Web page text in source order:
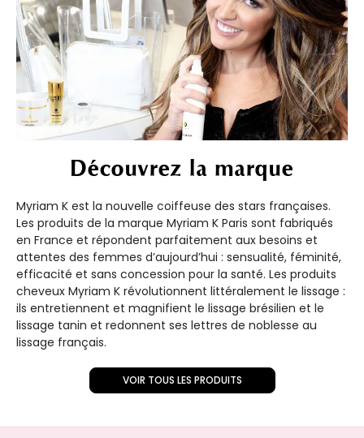
Découvrez la marque
Myriam K est la nouvelle coiffeuse des stars françaises.
Les produits de la marque Myriam K Paris sont fabriqués
en France et répondent parfaitement aux besoins et
attentes des femmes d’aujourd’hui : sensualité, féminité,
efficacité et sans concession pour la santé. Les produits
cheveux Myriam K révolutionnent littéralement le lissage :
ils entretiennent et magnifient le lissage brésilien et le
lissage tanin et redonnent ses lettres de noblesse au
lissage français.
VOIR TOUS LES PRODUITS